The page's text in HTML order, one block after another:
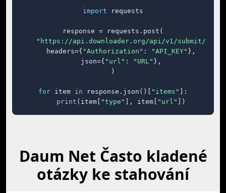
import requests
response = requests.post(
"https://api.downloader.org/api/v1/submit/"
    headers={
"Authorization" : "API_KEY" },
    json={
"url" : "URL" },
)
for item in response.json()[ "items"
]:
print (item[ "type" ], item[ "url" ])
Daum Net Často kladené
otázky ke stahování